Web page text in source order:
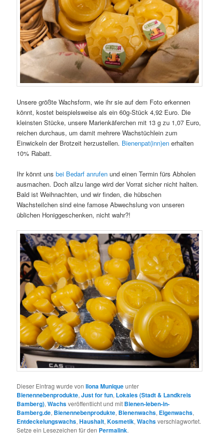
Unsere größte Wachsform, wie ihr sie auf dem Foto erkennen
könnt, kostet beispielsweise als ein 60g-Stück 4,92 Euro. Die
kleinsten Stücke, unsere Marienkäferchen mit 13 g zu 1,07 Euro,
reichen durchaus, um damit mehrere Wachstüchlein zum
Einwickeln der Brotzeit herzustellen. Bienenpat(inn)en erhalten
10% Rabatt.
Ihr könnt unsbei Bedarf anrufen und einen Termin fürs Abholen
ausmachen. Doch allzu lange wird der Vorrat sicher nicht halten.
Bald ist Weihnachten, und wir finden, die hübschen
Wachsteilchen sind eine famose Abwechslung von unseren
üblichen Honiggeschenken, nicht wahr?!
Dieser Eintrag wurde vonIlona Muniqueunter
Bienennebenprodukte,Just for fun, Lokales (Stadt & Landkreis
Bamberg),Wachsveröffentlicht und mit Bienen-leben-in-
Bamberg.de, Bienennebenprodukte, Bienenwachs, Eigenwachs,
Entdeckelungswachs,Haushalt,Kosmetik,Wachsverschlagwortet.
Setze ein Lesezeichen für den Permalink.